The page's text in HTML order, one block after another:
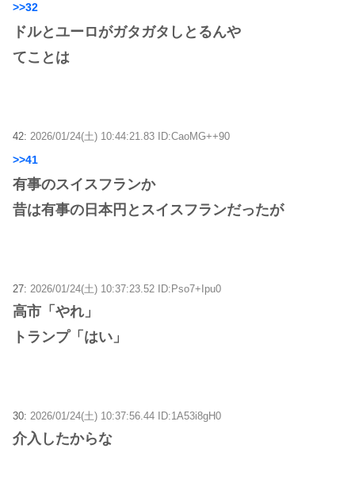
>>32
ドルとユーロがガタガタしとるんや
てことは
42: 2026/01/24(土) 10:44:21.83 ID:CaoMG++90
>>41
有事のスイスフランか
昔は有事の日本円とスイスフランだったが
27: 2026/01/24(土) 10:37:23.52 ID:Pso7+Ipu0
高市「やれ」
トランプ「はい」
30: 2026/01/24(土) 10:37:56.44 ID:1A53i8gH0
介入したからな